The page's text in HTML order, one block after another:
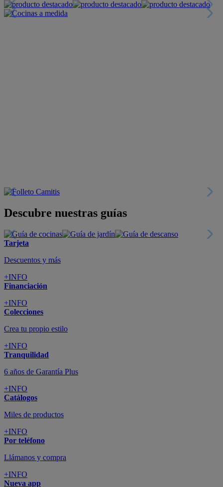
Descubre nuestras guías
Tarjeta
Descuentos y más
+INFO
Financiación
+INFO
Colecciones
Crea tu propio estilo
+INFO
Tranquilidad
6 años de Garantía Plus
+INFO
Catálogos
Miles de productos
+INFO
Por teléfono
Llámanos y compra
+INFO
Nueva app